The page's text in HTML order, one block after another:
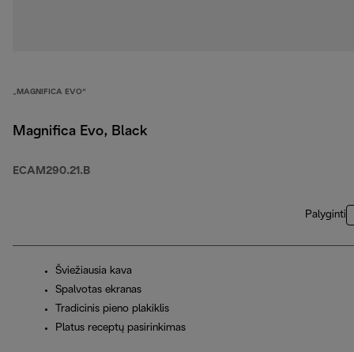
„MAGNIFICA EVO“
Magnifica Evo, Black
ECAM290.21.B
Palyginti
Šviežiausia kava
Spalvotas ekranas
Tradicinis pieno plakiklis
Platus receptų pasirinkimas